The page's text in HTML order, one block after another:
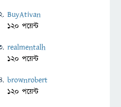
BuyAtivan
120 পয়েন্ট
realmentalh
120 পয়েন্ট
brownrobert
120 পয়েন্ট